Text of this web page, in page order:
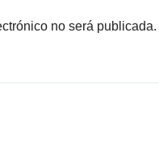
no será publicada.